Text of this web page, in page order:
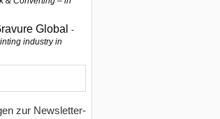
Global
industry in
zur Newsletter-